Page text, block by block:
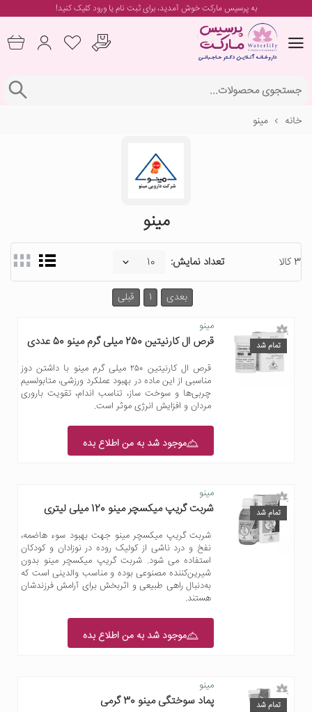
به پرسیس مارکت خوش آمدید، برایثبت نام یا ورودکلیک کنید!
خانه مینو
مینو
3 کالا تعداد نمایش:
قبلی 1 بعدی
تمام شد
مینو
قرص ال کارنیتین 250 میلی گرم مینو 50 عددی
قرص ال کارنیتین ۲۵۰ میلی گرم مینو با داشتن دوز
مناسبی از این ماده در بهبود عملکرد ورزشی، متابولسیم
چربی‌ها و سوخت ساز، تناسب اندام، تقویت باروری
مردان و افزایش انرژی موثر است.
موجود شد به من اطلاع بده
تمام شد
مینو
شربت گریپ میکسچر مینو 120 میلی لیتری
شربت گریپ میکسچر مینو جهت بهبود سوء هاضمه،
نفخ و درد ناشی از کولیک روده در نوزادان و کودکان
استفاده می شود. شربت گریپ میکسچر مینو بدون
شیرین‌کننده مصنوعی بوده و مناسب والدینی است که
به‌دنبال راهی طبیعی و اثربخش برای آرامش فرزندشان
هستند.
موجود شد به من اطلاع بده
تمام شد
مینو
پماد سوختگی مینو 30 گرمی